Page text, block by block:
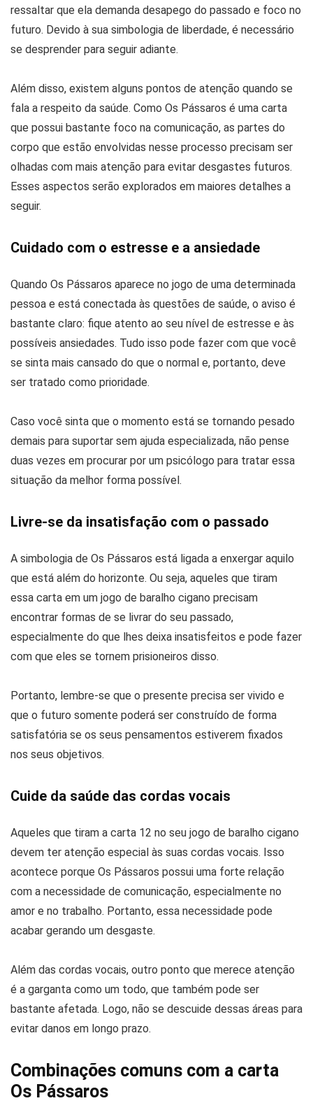
ressaltar que ela demanda desapego do passado e foco no
futuro. Devido à sua simbologia de liberdade, é necessário
se desprender para seguir adiante.
Além disso, existem alguns pontos de atenção quando se
fala a respeito da saúde. Como Os Pássaros é uma carta
que possui bastante foco na comunicação, as partes do
corpo que estão envolvidas nesse processo precisam ser
olhadas com mais atenção para evitar desgastes futuros.
Esses aspectos serão explorados em maiores detalhes a
seguir.
Cuidado com o estresse e a ansiedade
Quando Os Pássaros aparece no jogo de uma determinada
pessoa e está conectada às questões de saúde, o aviso é
bastante claro: fique atento ao seu nível de estresse e às
possíveis ansiedades. Tudo isso pode fazer com que você
se sinta mais cansado do que o normal e, portanto, deve
ser tratado como prioridade.
Caso você sinta que o momento está se tornando pesado
demais para suportar sem ajuda especializada, não pense
duas vezes em procurar por um psicólogo para tratar essa
situação da melhor forma possível.
Livre-se da insatisfação com o passado
A simbologia de Os Pássaros está ligada a enxergar aquilo
que está além do horizonte. Ou seja, aqueles que tiram
essa carta em um jogo de baralho cigano precisam
encontrar formas de se livrar do seu passado,
especialmente do que lhes deixa insatisfeitos e pode fazer
com que eles se tornem prisioneiros disso.
Portanto, lembre-se que o presente precisa ser vivido e
que o futuro somente poderá ser construído de forma
satisfatória se os seus pensamentos estiverem fixados
nos seus objetivos.
Cuide da saúde das cordas vocais
Aqueles que tiram a carta 12 no seu jogo de baralho cigano
devem ter atenção especial às suas cordas vocais. Isso
acontece porque Os Pássaros possui uma forte relação
com a necessidade de comunicação, especialmente no
amor e no trabalho. Portanto, essa necessidade pode
acabar gerando um desgaste.
Além das cordas vocais, outro ponto que merece atenção
é a garganta como um todo, que também pode ser
bastante afetada. Logo, não se descuide dessas áreas para
evitar danos em longo prazo.
Combinações comuns com a carta
Os Pássaros